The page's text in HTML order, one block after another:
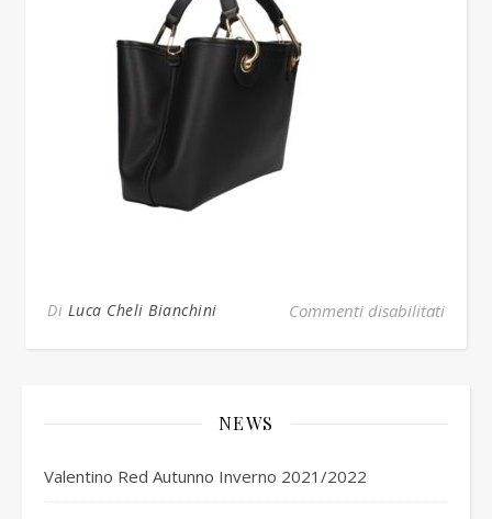
Di Luca Cheli Bianchini Commenti disabilitatisu
NEWS
Valentino Red Autunno Inverno 2021/2022